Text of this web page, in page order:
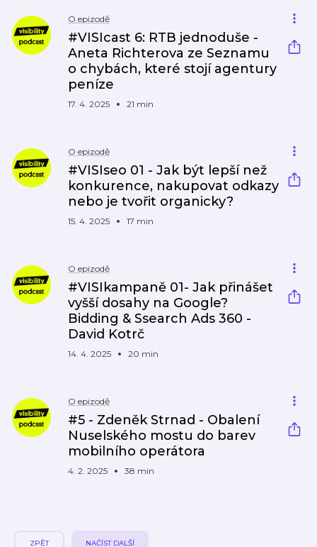
O epizodě
#VISIcast 6: RTB jednoduše -
Aneta Richterova ze Seznamu
o chybách, které stojí agentury
peníze
17. 4. 2025 21 min
O epizodě
#VISIseo 01 - Jak být lepší než
konkurence, nakupovat odkazy
nebo je tvořit organicky?
15. 4. 2025 17 min
O epizodě
#VISIkampaně 01- Jak přinášet
vyšší dosahy na Google?
Bidding & Ssearch Ads 360 -
David Kotrč
14. 4. 2025 20 min
O epizodě
#5 - Zdeněk Strnad - Obalení
Nuselského mostu do barev
mobilního operátora
4. 2. 2025 38 min
ZPĚT NAČÍST DALŠÍ